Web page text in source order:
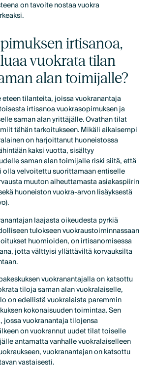
on tavoite nostaa vuokra
irtisanoa,
vuokrata tilan
alan toimijalle?
eteen tilanteita, joissa vuokranantaja
irtisanoa vuokrasopimuksen ja
saman alan yrittäjälle. Ovathan tilat
tähän tarkoitukseen. Mikäli aikaisempi
on harjoittanut huoneistossa
kaksi vuotta, sisältyy
saman alan toimijalle riski siitä, että
olla velvoitettu suorittamaan entiselle
muuton aiheuttamasta asiakaspiirin
huoneiston vuokra-arvon lisäyksestä
laajasta oikeudesta pyrkiä
tulokseen vuokraustoiminnassaan
huomioiden, on irtisanomisessa
jotta välttyisi yllättäviltä korvauksilta
vuokranantajalla on katsottu
tiloja saman alan vuokralaiselle,
on edellistä vuokralaista paremmin
kokonaisuuden toimintaa. Sen
jossa vuokranantaja tilojensa
on vuokrannut uudet tilat toiselle
antamatta vanhalle vuokralaiselleen
vuokranantajan on katsottu
vastaisesti.